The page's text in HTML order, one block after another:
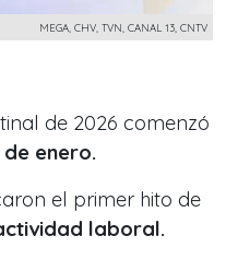
MEGA, CHV, TVN, CANAL 13, CNTV
de 2026 comenzó
enero.
el primer hito de
laboral.